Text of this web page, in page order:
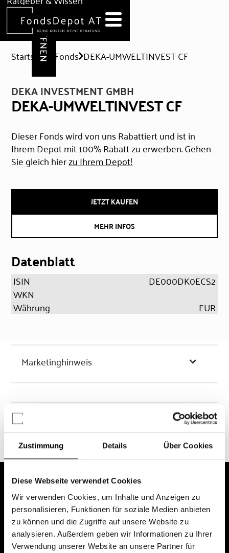
Zustimmung Details Über Cookies
Diese Webseite verwendet Cookies
Wir verwenden Cookies, um Inhalte und Anzeigen zu
personalisieren, Funktionen für soziale Medien anbieten
zu können und die Zugriffe auf unsere Website zu
analysieren. Außerdem geben wir Informationen zu Ihrer
Verwendung unserer Website an unsere Partner für
Hilfe & Formulare
DEPOT ERÖFFNEN
Startseite Fonds DEKA-UMWELTINVEST CF
DEKA INVESTMENT GMBH
DEKA-UMWELTINVEST CF
Dieser Fonds wird von uns Rabattiert und ist in
Ihrem Depot mit 100% Rabatt zu erwerben. Gehen
Sie gleich hierzu Ihrem Depot!
JETZT KAUFEN
MEHR INFOS
Datenblatt
ISIN
DE000DK0ECS2
WKN
Währung
EUR
Marketinghinweis
Chancen & Risiken